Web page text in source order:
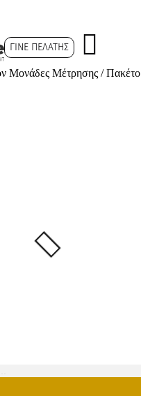
ΓΊΝΕ ΠΕΛΆΤΗΣ
Μονάδες Μέτρησης / Πακέτο